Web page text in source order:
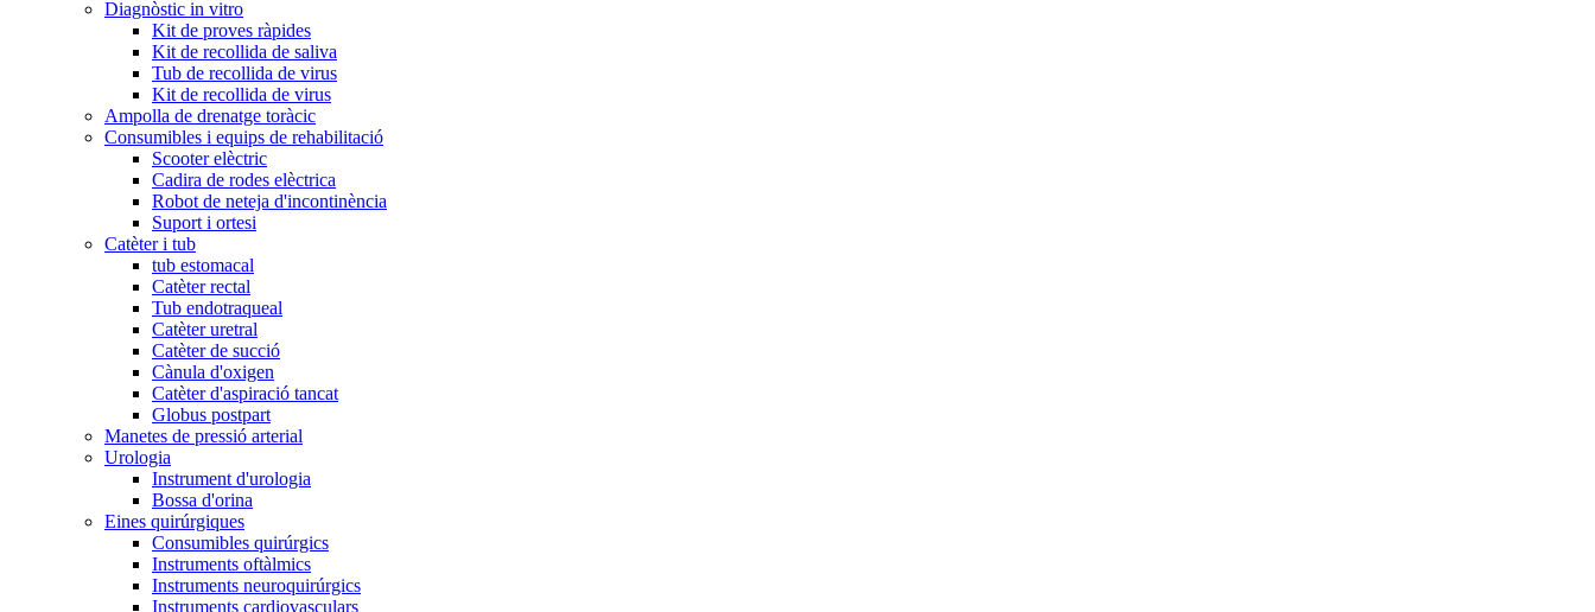
Diagnòstic in vitro
Kit de proves ràpides
Kit de recollida de saliva
Tub de recollida de virus
Kit de recollida de virus
Ampolla de drenatge toràcic
Consumibles i equips de rehabilitació
Scooter elèctric
Cadira de rodes elèctrica
Robot de neteja d'incontinència
Suport i ortesi
Catèter i tub
tub estomacal
Catèter rectal
Tub endotraqueal
Catèter uretral
Catèter de succió
Cànula d'oxigen
Catèter d'aspiració tancat
Globus postpart
Manetes de pressió arterial
Urologia
Instrument d'urologia
Bossa d'orina
Eines quirúrgiques
Consumibles quirúrgics
Instruments oftàlmics
Instruments neuroquirúrgics
Instruments cardiovasculars